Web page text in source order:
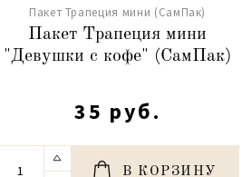
Пакет Трапеция мини (СамПак)
Пакет Трапеция мини
"Девушки с кофе" (СамПак)
35 руб.
В КОРЗИНУ